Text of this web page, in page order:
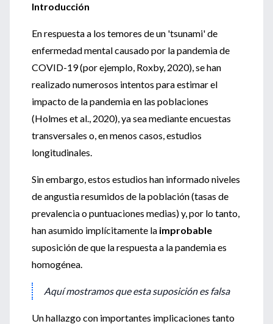
Introducción
En respuesta a los temores de un 'tsunami' de
enfermedad mental causado por la pandemia de
COVID-19 (por ejemplo, Roxby, 2020), se han
realizado numerosos intentos para estimar el
impacto de la pandemia en las poblaciones
(Holmes et al., 2020), ya sea mediante encuestas
transversales o, en menos casos, estudios
longitudinales.
Sin embargo, estos estudios han informado niveles
de angustia resumidos de la población (tasas de
prevalencia o puntuaciones medias) y, por lo tanto,
han asumido implícitamente la improbable
suposición de que la respuesta a la pandemia es
homogénea.
Aquí mostramos que esta suposición es falsa
Un hallazgo con importantes implicaciones tanto